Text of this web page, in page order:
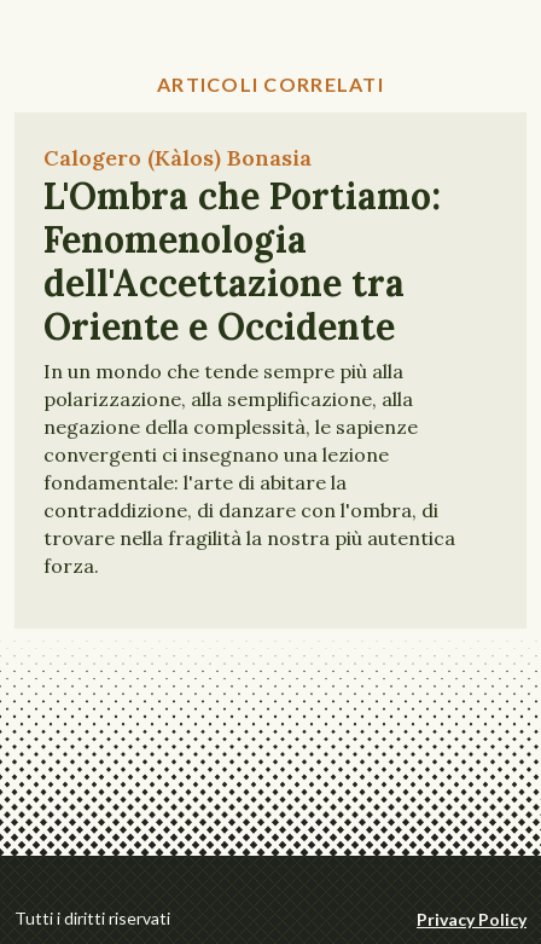
ARTICOLI CORRELATI
Calogero (Kàlos) Bonasia
L'Ombra che Portiamo:
Fenomenologia
dell'Accettazione tra
Oriente e Occidente
In un mondo che tende sempre più alla
polarizzazione, alla semplificazione, alla
negazione della complessità, le sapienze
convergenti ci insegnano una lezione
fondamentale: l'arte di abitare la
contraddizione, di danzare con l'ombra, di
trovare nella fragilità la nostra più autentica
forza.
Tutti i diritti riservati Privacy Policy